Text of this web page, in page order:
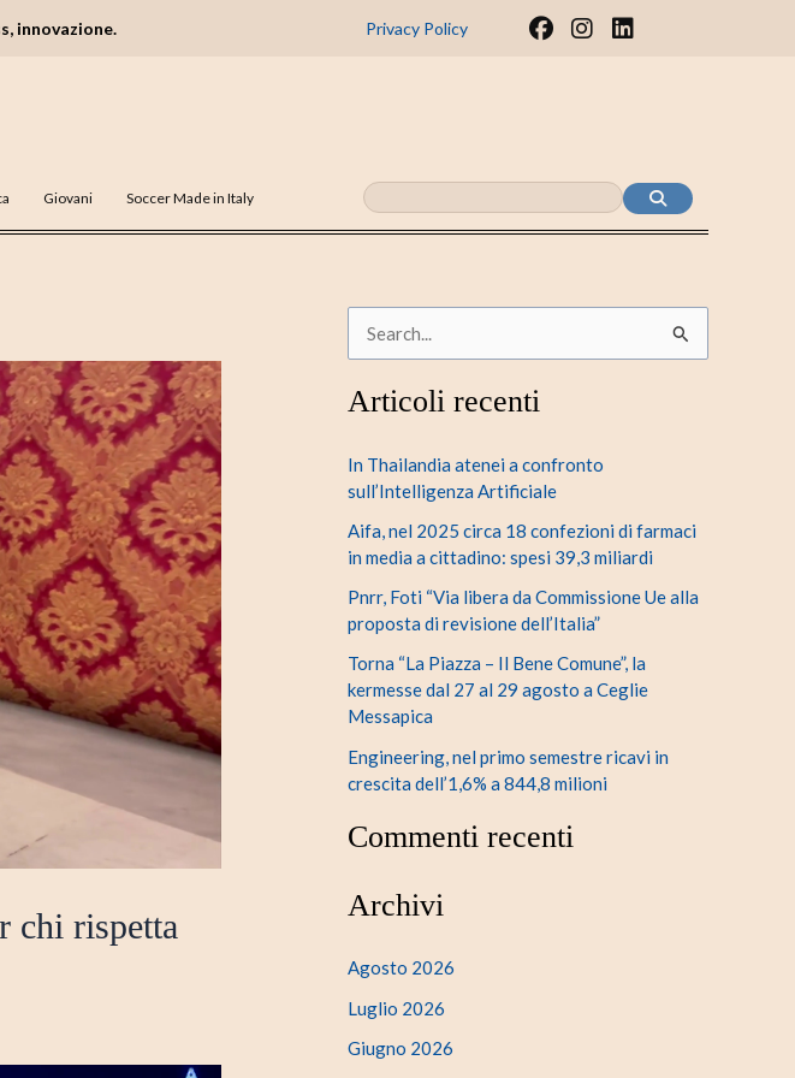
innovazione. Privacy Policy
F
I
m
L
n
Giovani Soccer Made in Italy
chi rispetta
r
a
Articoli recenti
In Thailandia atenei a confronto
sull’Intelligenza Artificiale
Aifa, nel 2025 circa 18 confezioni di farmaci
in media a cittadino: spesi 39,3 miliardi
Pnrr, Foti “Via libera da Commissione Ue alla
proposta di revisione dell’Italia”
Torna “La Piazza – Il Bene Comune”, la
kermesse dal 27 al 29 agosto a Ceglie
Messapica
Engineering, nel primo semestre ricavi in
crescita dell’1,6% a 844,8 milioni
Commenti recenti
Archivi
Agosto 2026
Luglio 2026
Giugno 2026